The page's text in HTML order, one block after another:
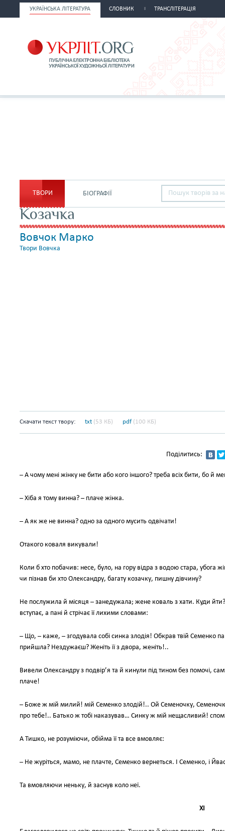
УКРАЇНСЬКА ЛІТЕРАТУРА СЛОВНИК ТРАНСЛІТЕРАЦІЯ
ТВОРИ БІОГРАФІЇ
Козачка
Вовчок Марко
Твори Вовчка
Скачати текст твору: txt (53 КБ) pdf (100 КБ)
Поділитись:
– А чому мені жінку не бити або кого іншого? треба всіх бити, бо й
– Хіба я тому винна? – плаче жінка.
– А як же не винна? одно за одного мусить одвічати!
Отакого коваля викували!
Коли б хто побачив: несе, було, на гору відра з водою стара,
чи пізнав би хто Олександру, багату козачку, пишну дівчину?
Не послужила й місяця – занедужала; жене коваль з хати. Куди
вступає, а пані й стрічає її лихими словами:
– Що, – каже, – згодувала собі синка злодія! Обкрав твій Семенко
прийшла? Нездужаєш? Женіть її з двора, женіть!..
Вивели Олександру з подвір’я та й кинули під тином без помочі,
плаче!
– Боже ж мій милий! мій Семенко злодій!.. Ой Семеночку,
про тебе!.. Батько ж тобі наказував… Синку ж мій нещасливий!
А Тишко, не розуміючи, обійма її та все вмовляє:
– Не журіться, мамо, не плачте, Семенко вернеться. І Семенко, і
Та вмовляючи неньку, й заснув коло неї.
XI